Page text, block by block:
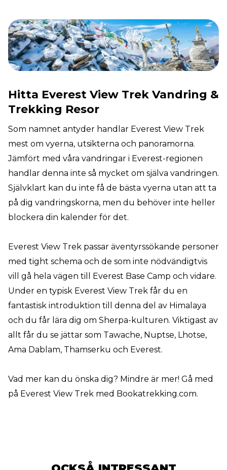
Hitta Everest View Trek Vandring &
Trekking Resor
Som namnet antyder handlar Everest View Trek
mest om vyerna, utsikterna och panoramorna.
Jämfört med våra vandringar i Everest-regionen
handlar denna inte så mycket om själva vandringen.
Självklart kan du inte få de bästa vyerna utan att ta
på dig vandringskorna, men du behöver inte heller
blockera din kalender för det.
Everest View Trek passar äventyrssökande personer
med tight schema och de som inte nödvändigtvis
vill gå hela vägen till Everest Base Camp och vidare.
Under en typisk Everest View Trek får du en
fantastisk introduktion till denna del av Himalaya
och du får lära dig om Sherpa-kulturen. Viktigast av
allt får du se jättar som Tawache, Nuptse, Lhotse,
Ama Dablam, Thamserku och Everest.
Vad mer kan du önska dig? Mindre är mer! Gå med
på Everest View Trek med Bookatrekking.com.